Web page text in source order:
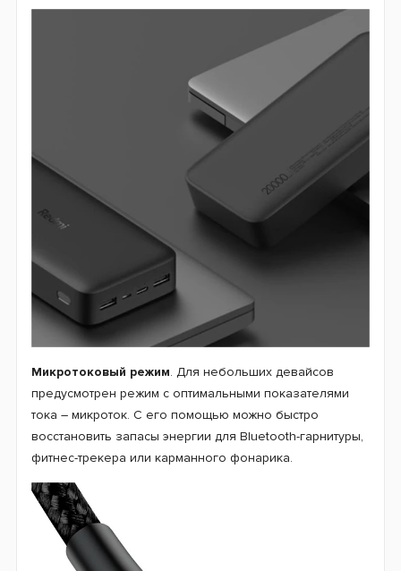
Микротоковый режим. Для небольших девайсов
предусмотрен режим с оптимальными показателями
тока – микроток. С его помощью можно быстро
восстановить запасы энергии для Bluetooth-гарнитуры,
фитнес-трекера или карманного фонарика.